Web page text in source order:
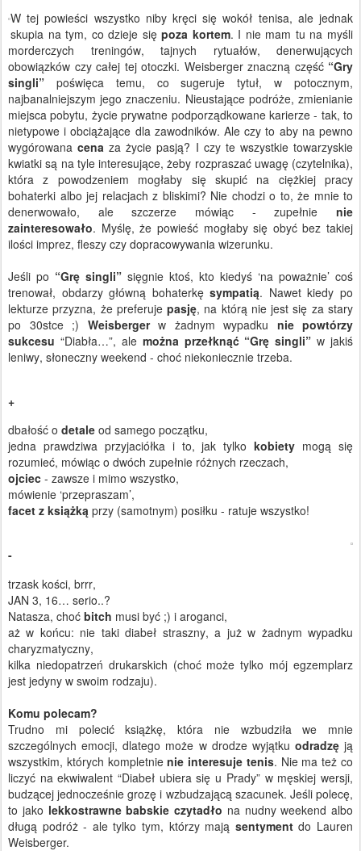
W tej powieści wszystko niby kręci się wokół tenisa, ale jednak
skupia na tym, co dzieje siępoza kortem. I nie mam tu na myśli
morderczych treningów, tajnych rytuałów, denerwujących
obowiązków czy całej tej otoczki. Weisberger znaczną część “Gry
singli” poświęca temu, co sugeruje tytuł, w potocznym,
najbanalniejszym jego znaczeniu. Nieustające podróże, zmienianie
miejsca pobytu, życie prywatne podporządkowane karierze - tak, to
nietypowe i obciążające dla zawodników. Ale czy to aby na pewno
wygórowanacena za życie pasją? I czy te wszystkie towarzyskie
kwiatki są na tyle interesujące, żeby rozpraszać uwagę (czytelnika),
która z powodzeniem mogłaby się skupić na ciężkiej pracy
bohaterki albo jej relacjach z bliskimi? Nie chodzi o to, że mnie to
denerwowało, ale szczerze mówiąc - zupełnie nie
zainteresowało. Myślę, że powieść mogłaby się obyć bez takiej
ilości imprez, fleszy czy dopracowywania wizerunku.
Jeśli po “Grę singli” sięgnie ktoś, kto kiedyś ‘na poważnie’ coś
trenował, obdarzy główną bohaterkęsympatią. Nawet kiedy po
lekturze przyzna, że preferujepasję, na którą nie jest się za stary
po 30stce ;) Weisbergerw żadnym wypadku nie powtórzy
sukcesu “Diabła…”, ale można przełknąć “Grę singli” w jakiś
leniwy, słoneczny weekend - choć niekoniecznie trzeba.
+
dbałość o detale od samego początku,
jedna prawdziwa przyjaciółka i to, jak tylkokobiety mogą się
rozumieć, mówiąc o dwóch zupełnie różnych rzeczach,
ojciec - zawsze i mimo wszystko,
mówienie ‘przepraszam’,
facet z książką przy (samotnym) posiłku - ratuje wszystko!
-
trzask kości, brrr,
JAN 3, 16… serio..?
Natasza, choć bitch musi być ;) i aroganci,
aż w końcu: nie taki diabeł straszny, a już w żadnym wypadku
charyzmatyczny,
kilka niedopatrzeń drukarskich (choć może tylko mój egzemplarz
jest jedyny w swoim rodzaju).
Komu polecam?
Trudno mi polecić książkę, która nie wzbudziła we mnie
szczególnych emocji, dlatego może w drodze wyjątku odradzęją
wszystkim, których kompletnienie interesuje tenis. Nie ma też co
liczyć na ekwiwalent “Diabeł ubiera się u Prady” w męskiej wersji,
budzącej jednocześnie grozę i wzbudzającą szacunek. Jeśli polecę,
to jako lekkostrawne babskie czytadło na nudny weekend albo
długą podróż - ale tylko tym, którzy mają sentymentdo Lauren
Weisberger.